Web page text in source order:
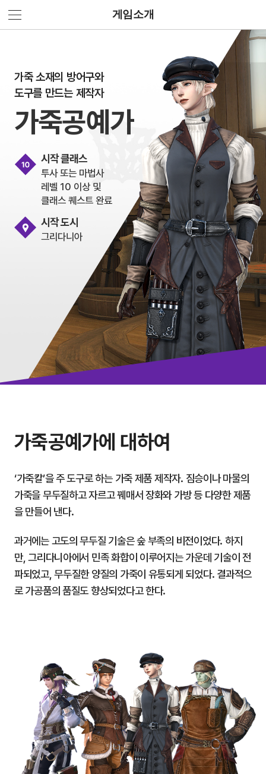
게임소개
가죽 소재의 방어구와
도구를 만드는 제작자
가죽공예가
시작 클래스
투사 또는 마법사
레벨 10 이상 및
클래스 퀘스트 완료
시작 도시
그리다니아
가죽공예가에 대하여
‘가죽칼’을 주 도구로 하는 가죽 제품 제작자. 짐승이나 마물의
가죽을 무두질하고 자르고 꿰매서 장화와 가방 등 다양한 제품
을 만들어 낸다.
과거에는 고도의 무두질 기술은 숲 부족의 비전이었다. 하지
만, 그리다니아에서 민족 화합이 이루어지는 가운데 기술이 전
파되었고, 무두질한 양질의 가죽이 유통되게 되었다. 결과적으
로 가공품의 품질도 향상되었다고 한다.